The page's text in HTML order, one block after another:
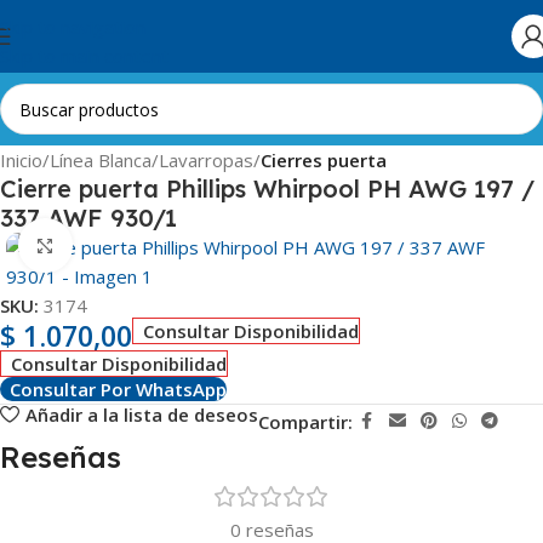
Skip to navigation
Inicio Línea Blanca Lavarropas Cierres puerta
Cierre puerta Phillips Whirpool PH AWG 197 /
337 AWF 930/1
Clic para ampliar
SKU: 3174
$ 1.070,00 Consultar Disponibilidad
Consultar Disponibilidad
Consultar Por WhatsApp
Añadir a la lista de deseosCompartir:
Reseñas
0 reseñas